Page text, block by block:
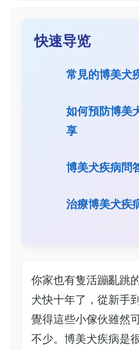
快速导览
常見的博美犬
如何預防博美
享
博美犬疾病問
治療博美犬疾
你家也有隻活蹦亂跳
犬快十年了，從新手
覺得這些小傢伙雖然
不少。博美犬疾病是